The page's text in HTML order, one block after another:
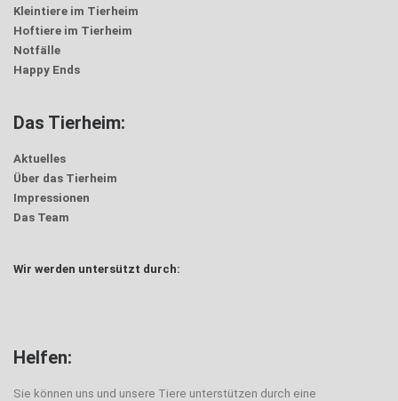
Kleintiere im Tierheim
Hoftiere im Tierheim
Notfälle
Happy Ends
Das Tierheim:
Aktuelles
Über das Tierheim
Impressionen
Das Team
Wir werden untersützt durch:
Helfen:
Sie können uns und unsere Tiere unterstützen durch eine